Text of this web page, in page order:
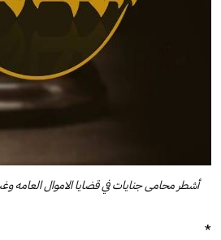
أشطر محامى جنايات في قضايا الاموال العامه
*